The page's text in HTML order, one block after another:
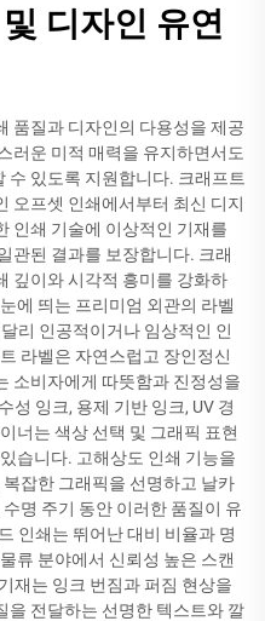
디자인 유연
품질과 디자인의 다용성을 제공
러운 미적 매력을 유지하면서도
수 있도록 지원합니다. 크래프트
오프셋 인쇄에서부터 최신 디지
인쇄 기술에 이상적인 기재를
관된 결과를 보장합니다. 크래
깊이와 시각적 흥미를 강화하
에 띄는 프리미엄 외관의 라벨
리 인공적이거나 임상적인 인
라벨은 자연스럽고 장인정신
소비자에게 따뜻함과 진정성을
성 잉크, 용제 기반 잉크, UV 경
너는 색상 선택 및 그래픽 표현
습니다. 고해상도 인쇄 기능을
잡한 그래픽을 선명하고 날카
명 주기 동안 이러한 품질이 유
인쇄는 뛰어난 대비 비율과 명
류 분야에서 신뢰성 높은 스캔
재는 잉크 번짐과 퍼짐 현상을
을 전달하는 선명한 텍스트와 깔